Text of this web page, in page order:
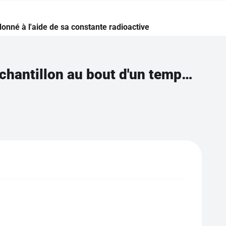
à l'aide de sa constante radioactive
Calculer un nombre de noyaux présents dans un échantillon au bout d'un temps donné à l'aide de sa constante radioactive